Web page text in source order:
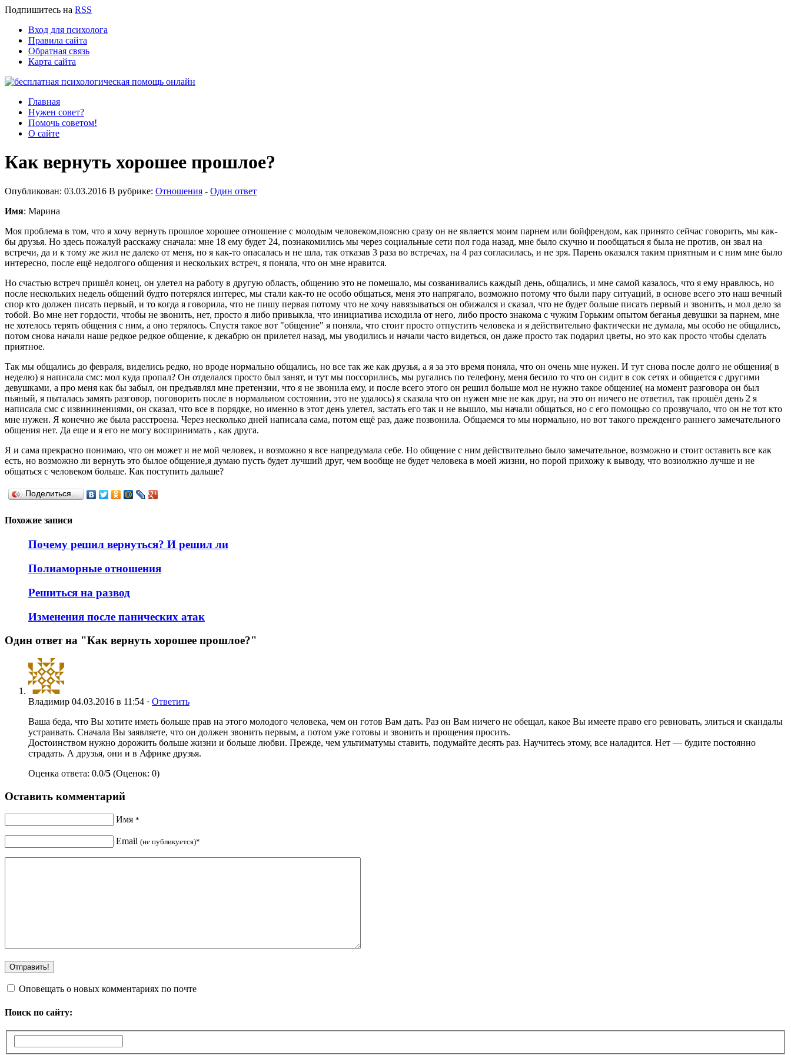
Подпишитесь на RSS
Вход для психолога
Правила сайта
Обратная связь
Карта сайта
Главная
Нужен совет?
Помочь советом!
О сайте
Как вернуть хорошее прошлое?
Опубликован: 03.03.2016 В рубрике: Отношения - Один ответ
Имя: Марина
Моя проблема в том, что я хочу вернуть прошлое хорошее отношение с молодым человеком,поясню сразу он не является моим парнем или бойфрендом, как принято сейчас говорить, мы как-
бы друзья. Но здесь пожалуй расскажу сначала: мне 18 ему будет 24, познакомились мы через социальные сети пол года назад, мне было скучно и пообщаться я была не против, он звал на
встречи, да и к тому же жил не далеко от меня, но я как-то опасалась и не шла, так отказав 3 раза во встречах, на 4 раз согласилась, и не зря. Парень оказался таким приятным и с ним мне было
интересно, после ещё недолгого общения и нескольких встреч, я поняла, что он мне нравится.
Но счастью встреч пришёл конец, он улетел на работу в другую область, общению это не помешало, мы созванивались каждый день, общались, и мне самой казалось, что я ему нравлюсь, но
после нескольких недель общений будто потерялся интерес, мы стали как-то не особо общаться, меня это напрягало, возможно потому что были пару ситуаций, в основе всего это наш вечный
спор кто должен писать первый, и то когда я говорила, что не пишу первая потому что не хочу навязываться он обижался и сказал, что не будет больше писать первый и звонить, и мол дело за
тобой. Во мне нет гордости, чтобы не звонить, нет, просто я либо привыкла, что инициатива исходила от него, либо просто знакома с чужим Горьким опытом беганья девушки за парнем, мне
не хотелось терять общения с ним, а оно терялось. Спустя такое вот "общение" я поняла, что стоит просто отпустить человека и я действительно фактически не думала, мы особо не общались,
потом снова начали наше редкое редкое общение, к декабрю он прилетел назад, мы уводились и начали часто видеться, он даже просто так подарил цветы, но это как просто чтобы сделать
приятное.
Так мы общались до февраля, виделись редко, но вроде нормально общались, но все так же как друзья, а я за это время поняла, что он очень мне нужен. И тут снова после долго не общения( в
неделю) я написала смс: мол куда пропал? Он отделался просто был занят, и тут мы поссорились, мы ругались по телефону, меня бесило то что он сидит в сок сетях и общается с другими
девушками, а про меня как бы забыл, он предъявлял мне претензии, что я не звонила ему, и после всего этого он решил больше мол не нужно такое общение( на момент разговора он был
пьяный, я пыталась замять разговор, поговорить после в нормальном состоянии, это не удалось) я сказала что он нужен мне не как друг, на это он ничего не ответил, так прошёл день 2 я
написала смс с извининениями, он сказал, что все в порядке, но именно в этот день улетел, застать его так и не вышло, мы начали общаться, но с его помощью со прозвучало, что он не тот кто
мне нужен. Я конечно же была расстроена. Через несколько дней написала сама, потом ещё раз, даже позвонила. Общаемся то мы нормально, но вот такого прежденго раннего замечательного
общения нет. Да еще и я его не могу воспринимать , как друга.
Я и сама прекрасно понимаю, что он может и не мой человек, и возможно я все напредумала себе. Но общение с ним действительно было замечательное, возможно и стоит оставить все как
есть, но возможно ли вернуть это былое общение,я думаю пусть будет лучший друг, чем вообще не будет человека в моей жизни, но порой прихожу к выводу, что возиолжно лучше и не
общаться с человеком больше. Как поступить дальше?
Поделиться…
Похожие записи
Почему решил вернуться? И решил ли
Полиаморные отношения
Решиться на развод
Изменения после панических атак
Один ответ на "Как вернуть хорошее прошлое?"
Владимир 04.03.2016 в 11:54 · Ответить
Ваша беда, что Вы хотите иметь больше прав на этого молодого человека, чем он готов Вам дать. Раз он Вам ничего не обещал, какое Вы имеете право его ревновать, злиться и скандалы
устраивать. Сначала Вы заявляете, что он должен звонить первым, а потом уже готовы и звонить и прощения просить.
Достоинством нужно дорожить больше жизни и больше любви. Прежде, чем ультиматумы ставить, подумайте десять раз. Научитесь этому, все наладится. Нет — будите постоянно
страдать. А друзья, они и в Африке друзья.
Оценка ответа: 0.0/5 (Оценок: 0)
Оставить комментарий
Имя *
Email (не публикуется)*
Оповещать о новых комментариях по почте
Поиск по сайту: